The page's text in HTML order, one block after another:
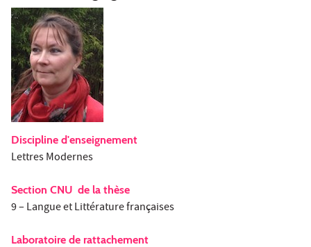
Discipline d'enseignement
Lettres Modernes
Section CNU de la thèse
9 – Langue et Littérature françaises
Laboratoire de rattachement